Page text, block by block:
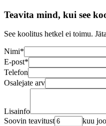
Teavita mind, kui see
See koolitus hetkel ei toimu.
Nimi*
E-post*
Telefon
Osalejate arv
Lisainfo
Soovin teavitust
kuu